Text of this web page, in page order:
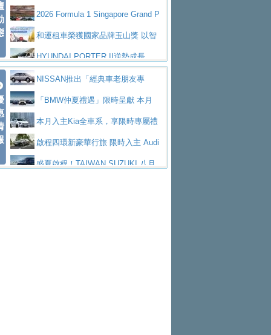
五位成員 全新 RANGE ROVER GT 預告登
場
造型華麗時尚、科技座艙再進化，P
eugeot 208小改款發表上市94.8萬起
／小時
返 1000 Miglia 傳承競速榮耀
法拉利首款純電跑車Luce亮相，最
大馬力超過1000匹並具備530公里最大續航
里程
小車大空間、座艙科技更先進，SK
ODA發表全新純電跨界休旅Eipq祭平民化車
價89萬起
賓士AMG.EA專屬平台首作，Merc
edes-AMG 全新GT 4-Door Coupe全球首發
福斯推出首款GTI純電性能掀背ID.
Polo GTI，擁有226匹馬力和零百加速 6.8
秒的實力
Jaguar 公布四門 GT車款正式車名
為JAGUAR TYPE 01
終於跟上進度，LEXUS發表首款三
排六座純電旗艦休旅 TZ
有錢也買不到的Golf R！福斯打造
全新Golf R 24h賽車將挑戰紐柏林24小時耐
SKODA公布全新小型純電跨界休旅
o 綜效輸出增至1,048匹
2026 Formula 1 Singapore Grand P
rix 新加坡大獎賽 Audi 極速之旅開放報名
和運租車榮獲國家品牌玉山獎 以智
慧移動與綠能創新
HYUNDAI PORTER II逆勢成長，
勇奪中型貨車銷售冠軍
父親節霸氣獻禮！PGO 威力125 最
低入手價 $60,900 起 省油ｘ安全ｘ大空間
陪爸爸輕鬆
福斯商旅挺頭家 推出「德系質感 精
算圓夢」專案yundai推出AllDayEnergy能源服
務 讓電動車化身行動儲能系統
NISSAN X-TRAIL 上市首月銷量
躋身同級前3名Toyota歐洲純電車銷量翻倍 2026
NISSAN推出「經典車老朋友專
案」 以匠人精神煥新珍品座駕
「BMW仲夏禮遇」限時呈獻 本月
入主即享尊榮豪華五星假期 多元優購方案
同步實施
本月入主Kia全車系，享限時專屬禮
遇 啟程四環新豪華行旅 限時入主 Audi
A6 旗艦陣容 低月付5,888元起及3 年乙式險
盛夏啟程！TAIWAN SUZUKI 八月